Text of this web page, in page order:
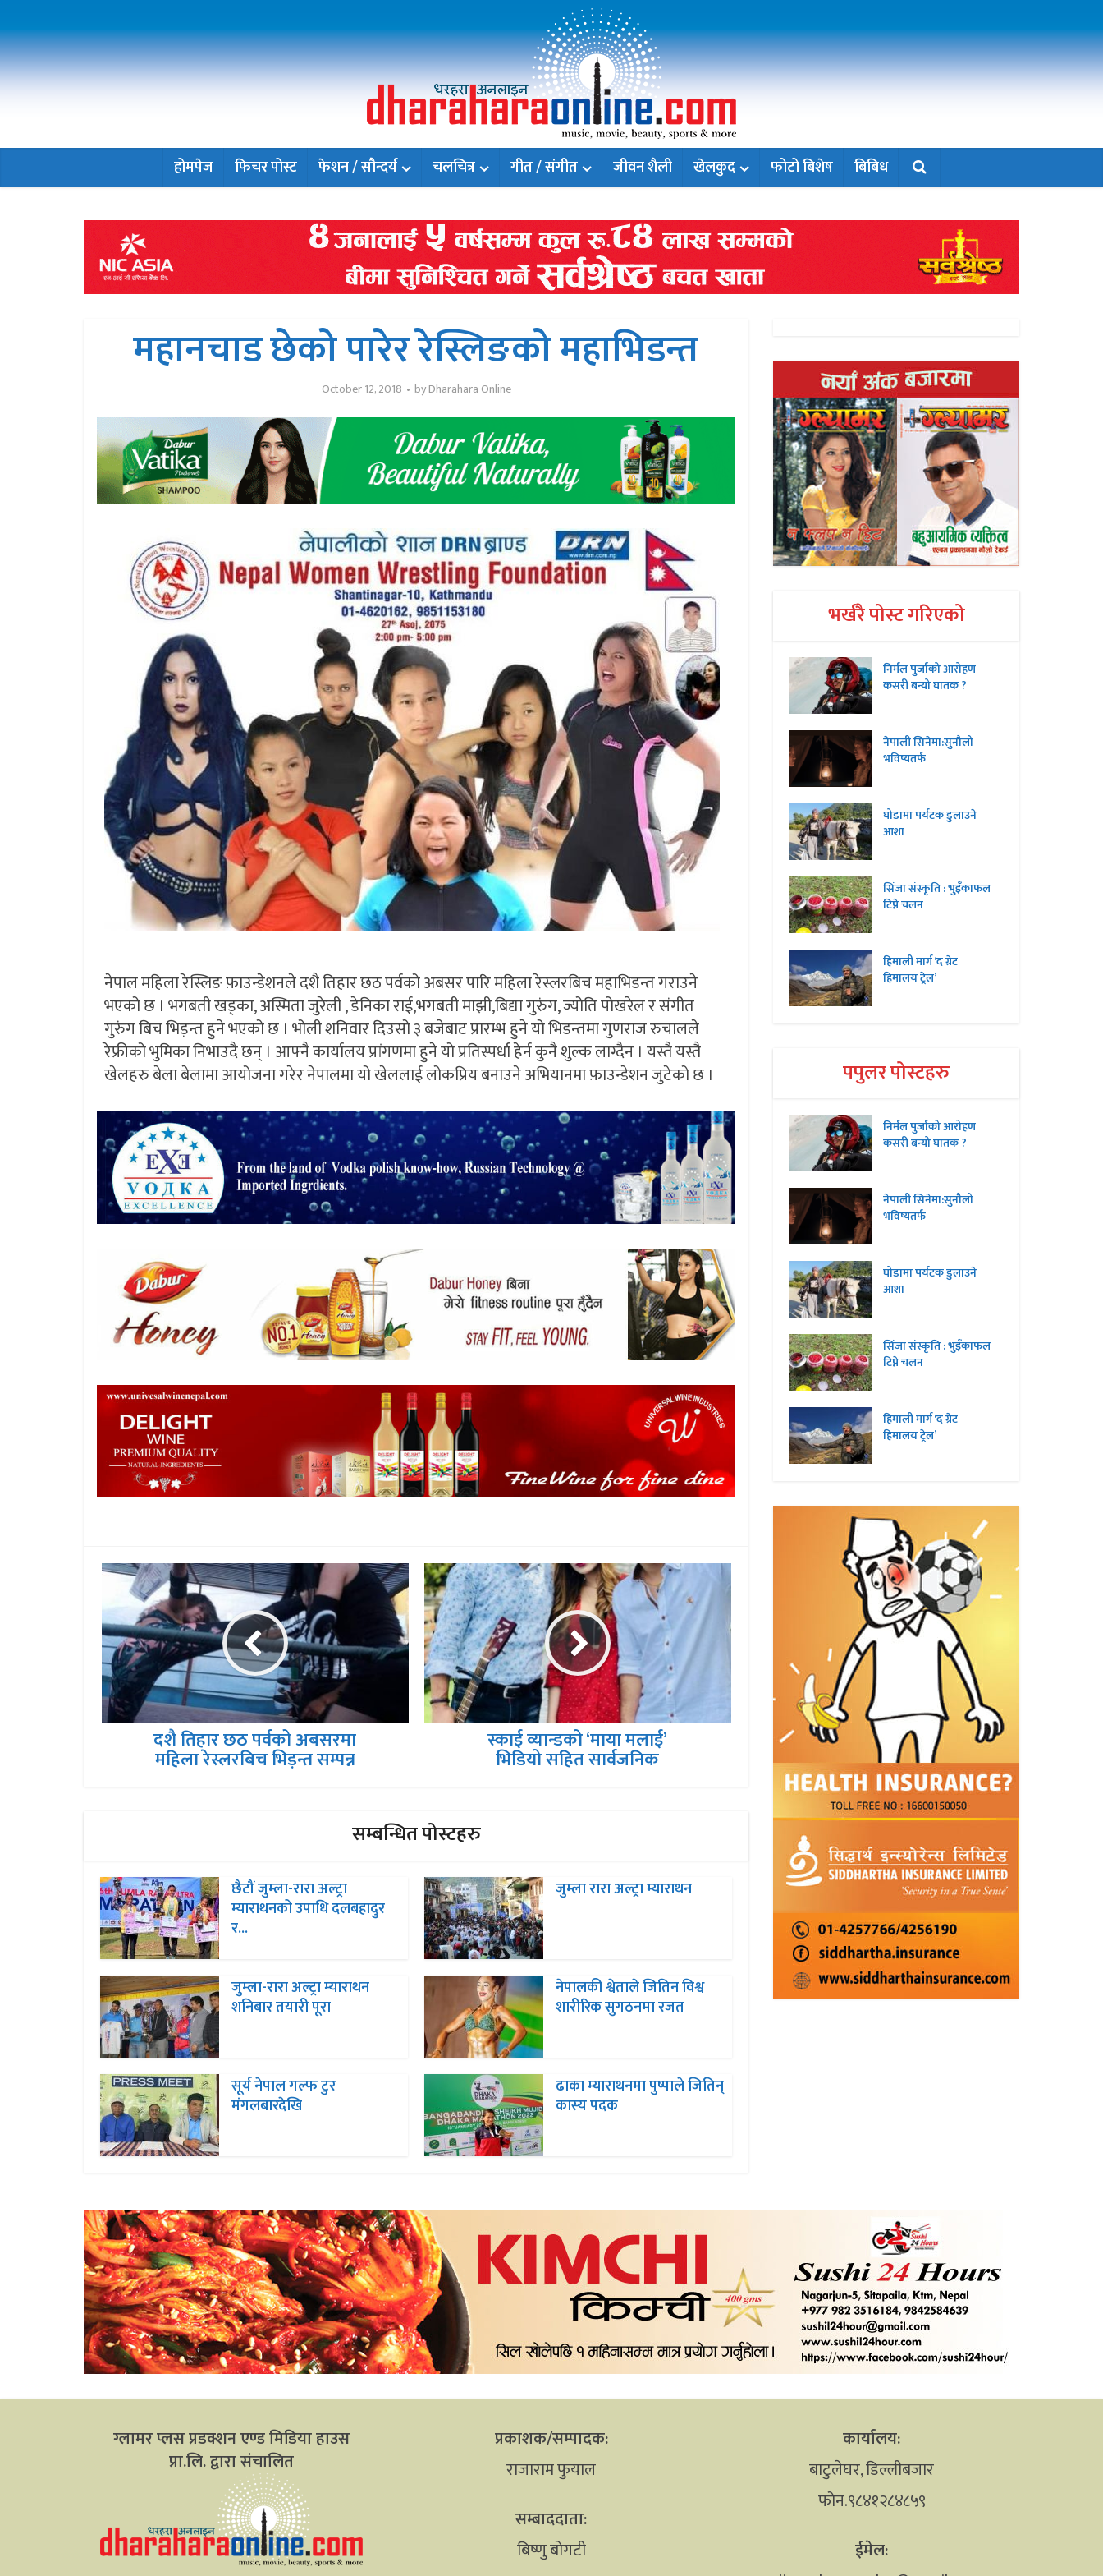
होमपेज फिचर पोस्ट फेशन / सौन्दर्य चलचित्र गीत / संगीत जीवन शैली खेलकुद फोटो बिशेष बिबिध
महानचाड छेको पारेर रेस्लिङको महाभिडन्त
October 12, 2018 byDharahara Online
नेपाल महिला रेस्लिङ फ़ाउन्डेशनले दशै तिहार छठ पर्वको अबसर पारि महिला रेस्लरबिच महाभिडन्त गराउने
भएको छ । भगबती खड्का, अस्मिता जुरेली , डेनिका राई,भगबती माझी,बिद्या गुरुंग, ज्योति पोखरेल र संगीत
गुरुंग बिच भिड़न्त हुने भएको छ । भोली शनिवार दिउसो ३ बजेबाट प्रारम्भ हुने यो भिडन्तमा गुणराज रुचालले
रेफ्रीको भुमिका निभाउदै छन् । आफ्नै कार्यालय प्रांगणमा हुने यो प्रतिस्पर्धा हेर्न कुनै शुल्क लाग्दैन । यस्तै यस्तै
खेलहरु बेला बेलामा आयोजना गरेर नेपालमा यो खेललाई लोकप्रिय बनाउने अभियानमा फ़ाउन्डेशन जुटेको छ ।
दशै तिहार छठ पर्वको अबसरमा
महिला रेस्लरबिच भिड़न्त सम्पन्न
स्काई व्यान्डको ‘माया मलाई’
भिडियो सहित सार्वजनिक
सम्बन्धित पोस्टहरु
छैटौं जुम्ला-रारा अल्ट्रा
म्याराथनको उपाधि दलबहादुर
र...
जुम्ला रारा अल्ट्रा म्याराथन
जुम्ला-रारा अल्ट्रा म्याराथन
शनिबार तयारी पूरा
नेपालकी श्वेताले जितिन विश्व
शारीरिक सुगठनमा रजत
सूर्य नेपाल गल्फ टुर
मंगलबारदेखि
ढाका म्याराथनमा पुष्पाले जितिन्
कास्य पदक
भर्खरै पोस्ट गरिएको
निर्मल पुर्जाको आरोहण
कसरी बन्यो घातक ?
नेपाली सिनेमा:सुनौलो
भविष्यतर्फ
घोडामा पर्यटक डुलाउने
आशा
सिंजा संस्कृति : भुइँकाफल
टिप्ने चलन
हिमाली मार्ग ‘द ग्रेट
हिमालय ट्रेल’
पपुलर पोस्टहरु
निर्मल पुर्जाको आरोहण
कसरी बन्यो घातक ?
नेपाली सिनेमा:सुनौलो
भविष्यतर्फ
घोडामा पर्यटक डुलाउने
आशा
सिंजा संस्कृति : भुइँकाफल
टिप्ने चलन
हिमाली मार्ग ‘द ग्रेट
हिमालय ट्रेल’
ग्लामर प्लस प्रडक्शन एण्ड मिडिया हाउस
प्रा.लि. द्वारा संचालित
प्रकाशक/सम्पादक:
राजाराम फुयाल
सम्बाददाता:
बिष्णु बोगटी
कार्यालय:
बाटुलेघर, डिल्लीबजार
फोन.९८४१२८४८५९
ईमेल: